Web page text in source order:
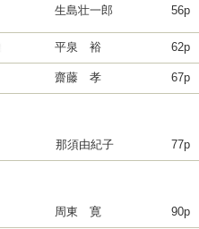
生島壮一郎 56p
平泉 裕 62p
齋藤 孝 67p
那須由紀子 77p
周東 寛 90p